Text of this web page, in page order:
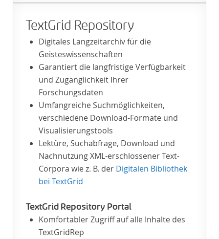
TextGrid Repository
Digitales Langzeitarchiv für die
Geisteswissenschaften
Garantiert die langfristige Verfügbarkeit
und Zugänglichkeit Ihrer
Forschungsdaten
Umfangreiche Suchmöglichkeiten,
verschiedene Download-Formate und
Visualisierungstools
Lektüre, Suchabfrage, Download und
Nachnutzung XML-erschlossener Text-
Corpora wie z. B. der Digitalen Bibliothek
bei TextGrid
TextGrid Repository Portal
Komfortabler Zugriff auf alle Inhalte des
TextGridRep